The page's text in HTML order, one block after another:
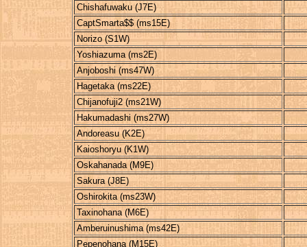
Chishafuwaku (J7E)
CaptSmarta$$ (ms15E)
Norizo (S1W)
Yoshiazuma (ms2E)
Anjoboshi (ms47W)
Hagetaka (ms22E)
Chijanofuji2 (ms21W)
Hakumadashi (ms27W)
Andoreasu (K2E)
Kaioshoryu (K1W)
Oskahanada (M9E)
Sakura (J8E)
Oshirokita (ms23W)
Taxinohana (M6E)
Amberuinushima (ms42E)
Pepenohana (M15E)